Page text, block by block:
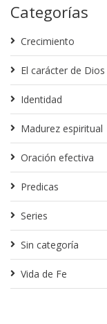
Categorías
Crecimiento
El carácter de Dios
Identidad
Madurez espiritual
Oración efectiva
Predicas
Series
Sin categoría
Vida de Fe